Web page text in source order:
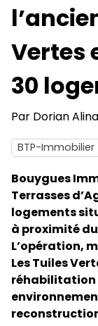
Vertes
30
Par Dorian
BTP-Immobilier
Bouygues
Terrasses
logements
à proximité
L’opération,
Les Tuiles
réhabilitation